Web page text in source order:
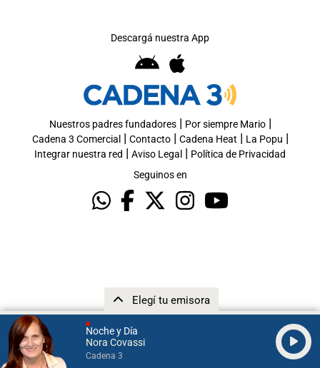
Noche y Día
Nora Covassi
Cadena 3
Elegí tu emisora
Descargá nuestra App
Nuestros padres fundadores| Por siempre Mario|
Cadena 3 Comercial | Contacto| Cadena Heat | La Popu |
Integrar nuestra red | Aviso Legal | Política de Privacidad
Seguinos en